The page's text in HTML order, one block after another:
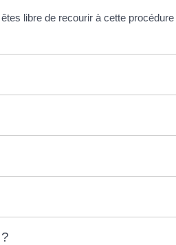
libre de recourir à cette procédure